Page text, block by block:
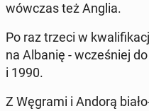
wówczas też Anglia.
Po raz trzeci w
na Albanię - wcze­śniej
i 1990.
Z Węgrami i Andorą